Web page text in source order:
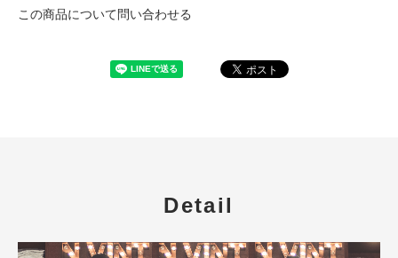
この商品について問い合わせる
Detail